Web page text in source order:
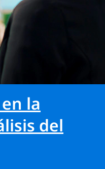
la
del